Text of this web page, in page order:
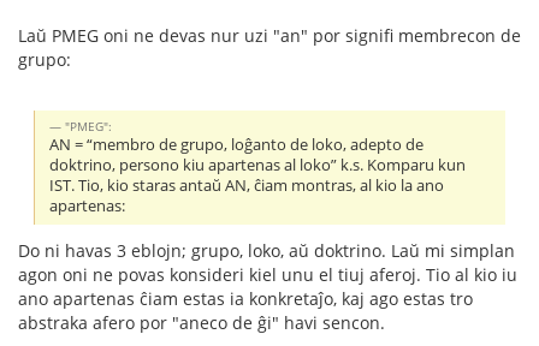
Laŭ PMEG oni ne devas nur uzi "an" por signifi membrecon de
grupo:
"PMEG":
AN = “membro de grupo, loĝanto de loko, adepto de
doktrino, persono kiu apartenas al loko” k.s. Komparu kun
IST. Tio, kio staras antaŭ AN, ĉiam montras, al kio la ano
apartenas:
Do ni havas 3 eblojn; grupo, loko, aŭ doktrino. Laŭ mi simplan
agon oni ne povas konsideri kiel unu el tiuj aferoj. Tio al kio iu
ano apartenas ĉiam estas ia konkretaĵo, kaj ago estas tro
abstraka afero por "aneco de ĝi" havi sencon.